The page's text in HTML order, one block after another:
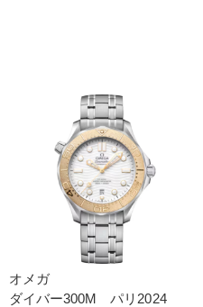
オメガ
ダイバー300M パリ2024